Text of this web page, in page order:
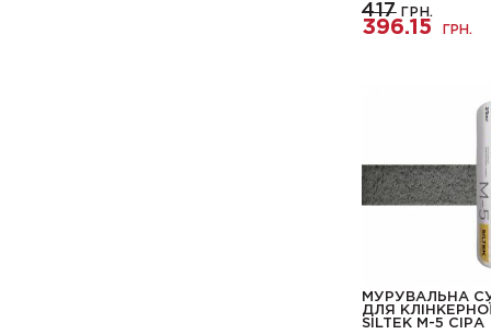
417ГРН.
396.15 ГРН.
МУРУВАЛЬНА
ДЛЯ
SILTEK М-5 СІРА